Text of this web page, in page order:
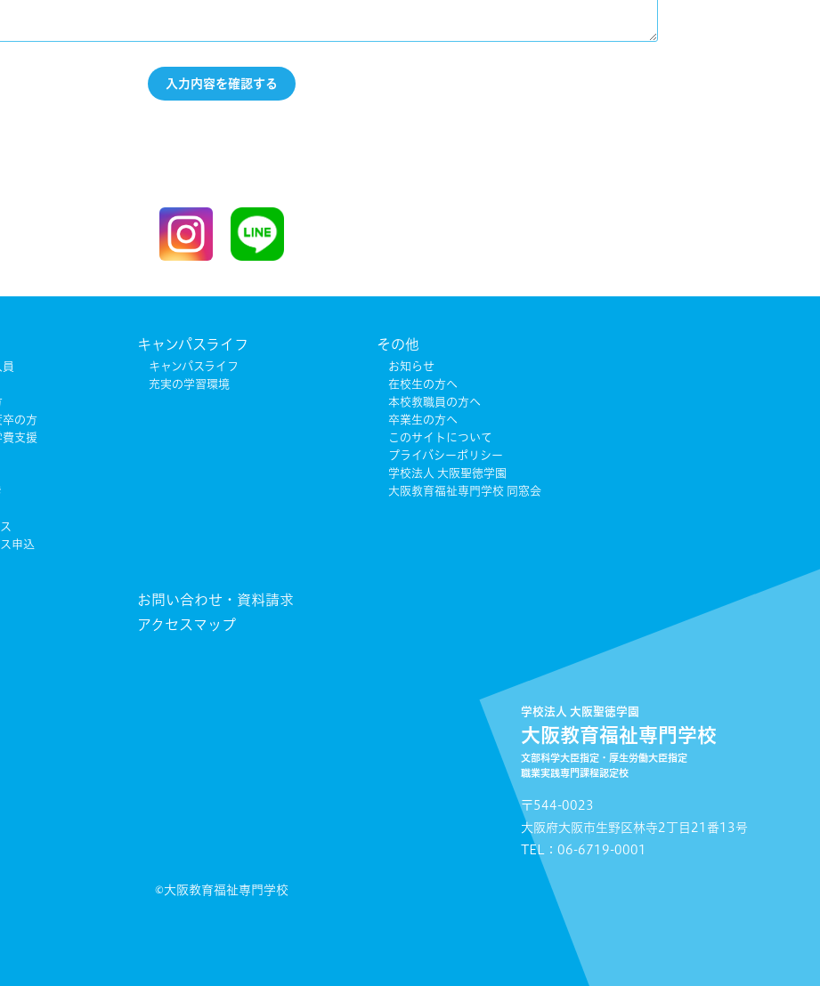
の方
支援
申込
キャンパスライフ
キャンパスライフ
充実の学習環境
その他
お知らせ
在校生の方へ
本校教職員の方へ
卒業生の方へ
このサイトについて
プライバシーポリシー
学校法人 大阪聖徳学園
大阪教育福祉専門学校 同窓会
お問い合わせ・資料請求
アクセスマップ
学校法人 大阪聖徳学園
大阪教育福祉専門学校
文部科学大臣指定・厚生労働大臣指定
職業実践専門課程認定校
〒544-0023
大阪府大阪市生野区林寺2丁目21番13号
TEL：06-6719-0001
©大阪教育福祉専門学校